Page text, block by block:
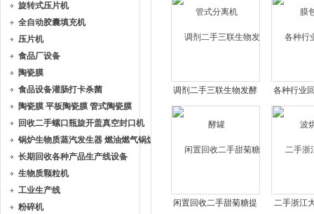
旋转式压片机
全自动胶囊填充机
压片机
食品厂设备
陶瓷膜
食品设备灌肠打卡杀菌
陶瓷膜 平板陶瓷膜 管式陶瓷膜
回收二手螺口瓶旋开盖真空封口机
锅炉生物质蒸汽发生器 燃油燃气锅炉
长期回收各种产品生产线设备
生物质颗粒机
工业生产线
粉碎机
调剂二手三联生物发酵
罐
各种行业
烘
闲置回收二手甜菊糖提
二手浙江